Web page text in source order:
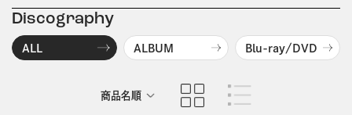
Discography
ALL ALBUM Blu-ray/DVD
商品名順